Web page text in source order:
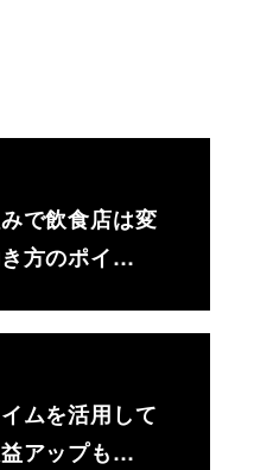
で飲食店は変
方のポイ…
ムを活用して
アップも…